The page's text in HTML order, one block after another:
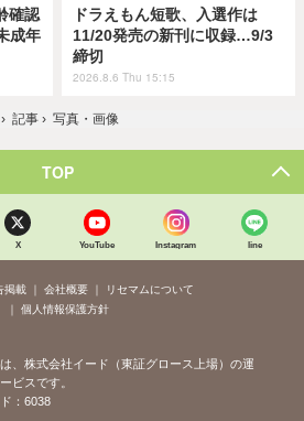
確認
成年
ドラえもん短歌、入選作は
11/20発売の新刊に収録…9/3
締切
2026.8.6 Thu 15:15
› 記事 › 写真・画像
TOP
X YouTube Instagram line
掲載 会社概要
リセマムについて
個人情報保護方針
、株式会社イード（東証グロース上場）の運
ビスです。
：6038